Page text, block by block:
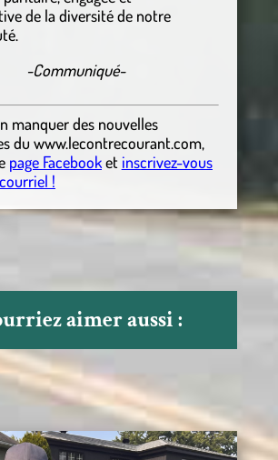
de la diversité de notre
-Communiqué-
manquer des nouvelles
du www.lecontrecourant.com,
page Facebooket inscrivez-vous
!
aimer aussi :